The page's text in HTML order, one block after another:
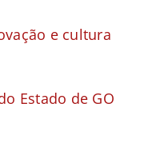
e cultura
Estado de GO